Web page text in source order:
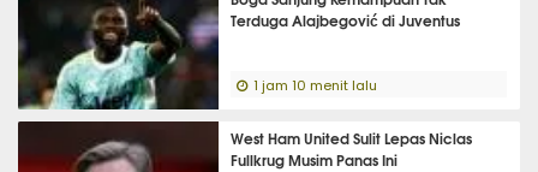
Terduga Alajbegović di Juventus
1 jam 10 menit lalu
West Ham United Sulit Lepas Niclas
Fullkrug Musim Panas Ini